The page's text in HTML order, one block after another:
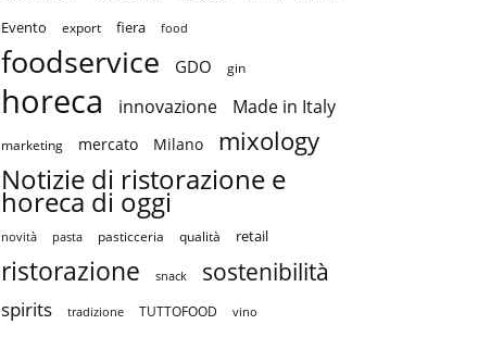
Evento export fiera food
foodservice GDO gin
horeca innovazione Made in Italy
marketing mercato Milano mixology
Notizie di ristorazione e
horeca di oggi
novità pasta pasticceria qualità retail
ristorazione snack sostenibilità
spirits tradizione TUTTOFOOD vino